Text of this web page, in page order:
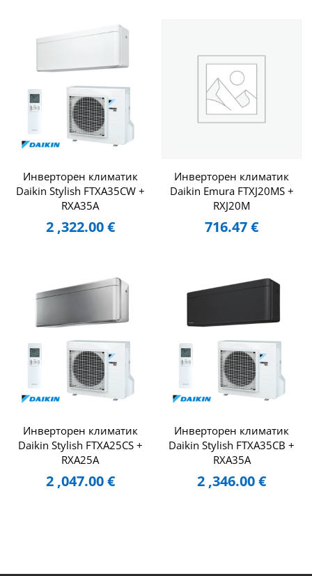
Инверторен климатик
Daikin Stylish FTXA35CW +
RXA35A
2 ,322.00€
Инверторен климатик
Daikin Emura FTXJ20MS +
RXJ20M
716.47€
Инверторен климатик
Daikin Stylish FTXA25CS +
RXA25A
2 ,047.00€
Инверторен климатик
Daikin Stylish FTXA35CB +
RXA35A
2 ,346.00€